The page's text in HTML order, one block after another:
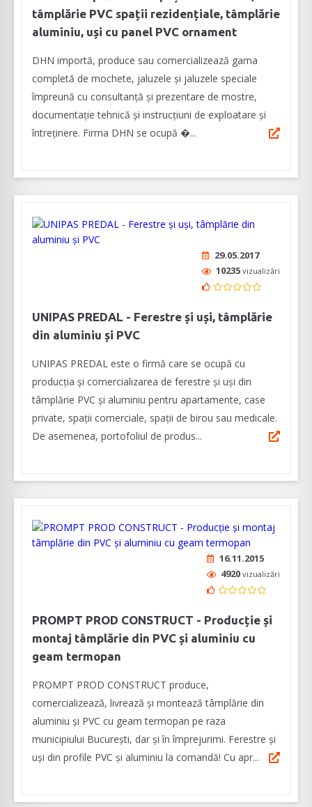
tâmplărie PVC spații rezidențiale, tâmplărie
aluminiu, uși cu panel PVC ornament
DHN importă, produce sau comercializează gama
completă de mochete, jaluzele și jaluzele speciale
împreună cu consultanță și prezentare de mostre,
documentație tehnică și instrucțiuni de exploatare și
întreținere. Firma DHN se ocupă �...
29.05.2017
10235 vizualizări
UNIPAS PREDAL - Ferestre și uși, tâmplărie
din aluminiu și PVC
UNIPAS PREDAL este o firmă care se ocupă cu
producția și comercializarea de ferestre și uși din
tâmplărie PVC și aluminiu pentru apartamente, case
private, spații comerciale, spații de birou sau medicale.
De asemenea, portofoliul de produs...
16.11.2015
4920 vizualizări
PROMPT PROD CONSTRUCT - Producție și
montaj tâmplărie din PVC și aluminiu cu
geam termopan
PROMPT PROD CONSTRUCT produce,
comercializează, livrează și montează tâmplărie din
aluminiu și PVC cu geam termopan pe raza
municipiului București, dar și în împrejurimi. Ferestre și
uși din profile PVC și aluminiu la comandă! Cu apr...